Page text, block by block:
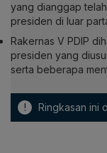
yang dianggap
presiden di luar
Rakernas V PDIP
presiden yang
serta beberapa
! Ringkasan ini